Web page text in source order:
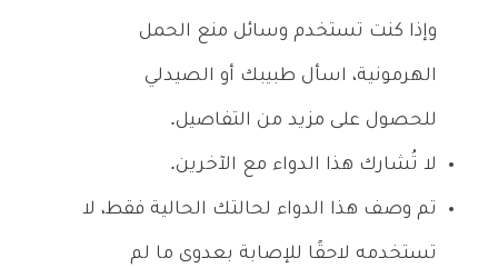
وإذا كنت تستخدم وسائل منع الحمل
الهرمونية، اسأل طبيبك أو الصيدلي
للحصول على مزيد من التفاصيل.
لا تُشارك هذا الدواء مع الآخرين.
تم وصف هذا الدواء لحالتك الحالية فقط، لا
تستخدمه لاحقًا للإصابة بعدوى ما لم